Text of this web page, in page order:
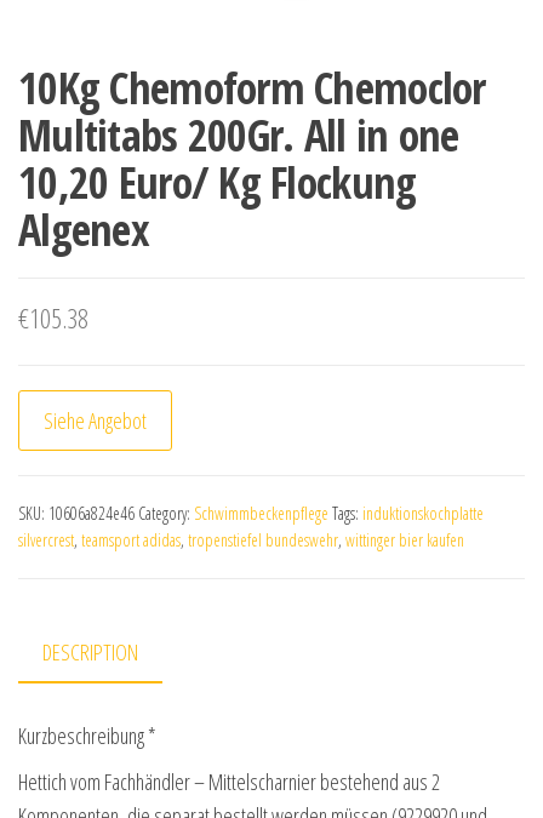
10Kg Chemoform Chemoclor
Multitabs 200Gr. All in one
10,20 Euro/ Kg Flockung
Algenex
€105.38
Siehe Angebot
SKU: 10606a824e46 Category: Schwimmbeckenpflege Tags: induktionskochplatte
silvercrest, teamsport adidas, tropenstiefel bundeswehr, wittinger bier kaufen
DESCRIPTION
Kurzbeschreibung *
Hettich vom Fachhändler – Mittelscharnier bestehend aus 2